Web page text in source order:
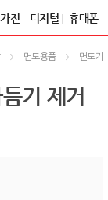
가전 디지털 휴대폰
면도용품 면도기
기 제거